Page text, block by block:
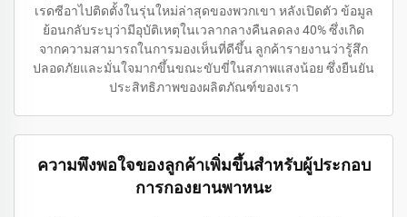
เรดซีอาไปติดตั้งในรุ่นใหม่ล่าสุดของพวกเขา หลังเปิดตัว ข้อมูล
ย้อนกลับระบุว่ามีอุบัติเหตุในเวลากลางคืนลดลง 40% ซึ่งเกิด
จากความสามารถในการมองเห็นที่ดีขึ้น ลูกค้ารายงานว่ารู้สึก
ปลอดภัยและมั่นใจมากขึ้นขณะขับขี่ในสภาพแสงน้อย ซึ่งยืนยัน
ประสิทธิภาพของผลิตภัณฑ์ของเรา
ความพึงพอใจของลูกค้าเพิ่มขึ้นสำหรับผู้ประกอบ
การกองยานพาหนะ